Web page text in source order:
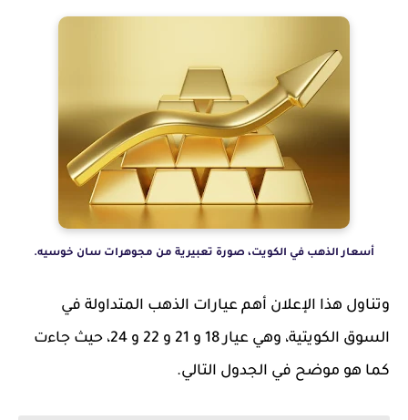
أسعار الذهب في الكويت، صورة تعبيرية من مجوهرات سان خوسيه.
وتناول هذا الإعلان أهم عيارات الذهب المتداولة في
السوق الكويتية، وهي عيار 18 و 21 و 22 و 24، حيث جاءت
كما هو موضح في الجدول التالي.